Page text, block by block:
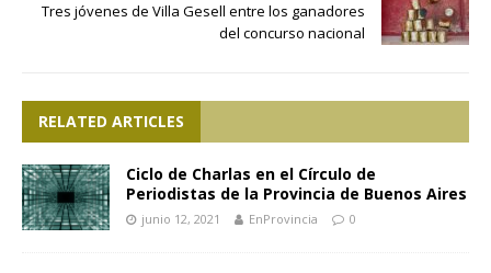
Tres jóvenes de Villa Gesell entre los ganadores
del concurso nacional
RELATED ARTICLES
Ciclo de Charlas en el Círculo de
Periodistas de la Provincia de Buenos Aires
junio 12, 2021 EnProvincia 0